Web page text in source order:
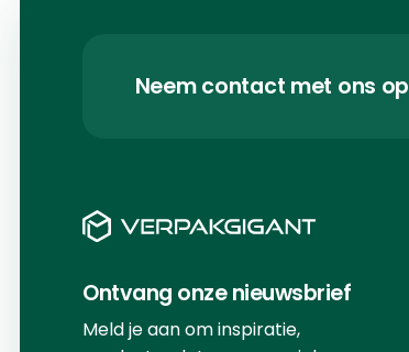
Neem contact met ons op
Ontvang onze nieuwsbrief
Meld je aan om inspiratie,